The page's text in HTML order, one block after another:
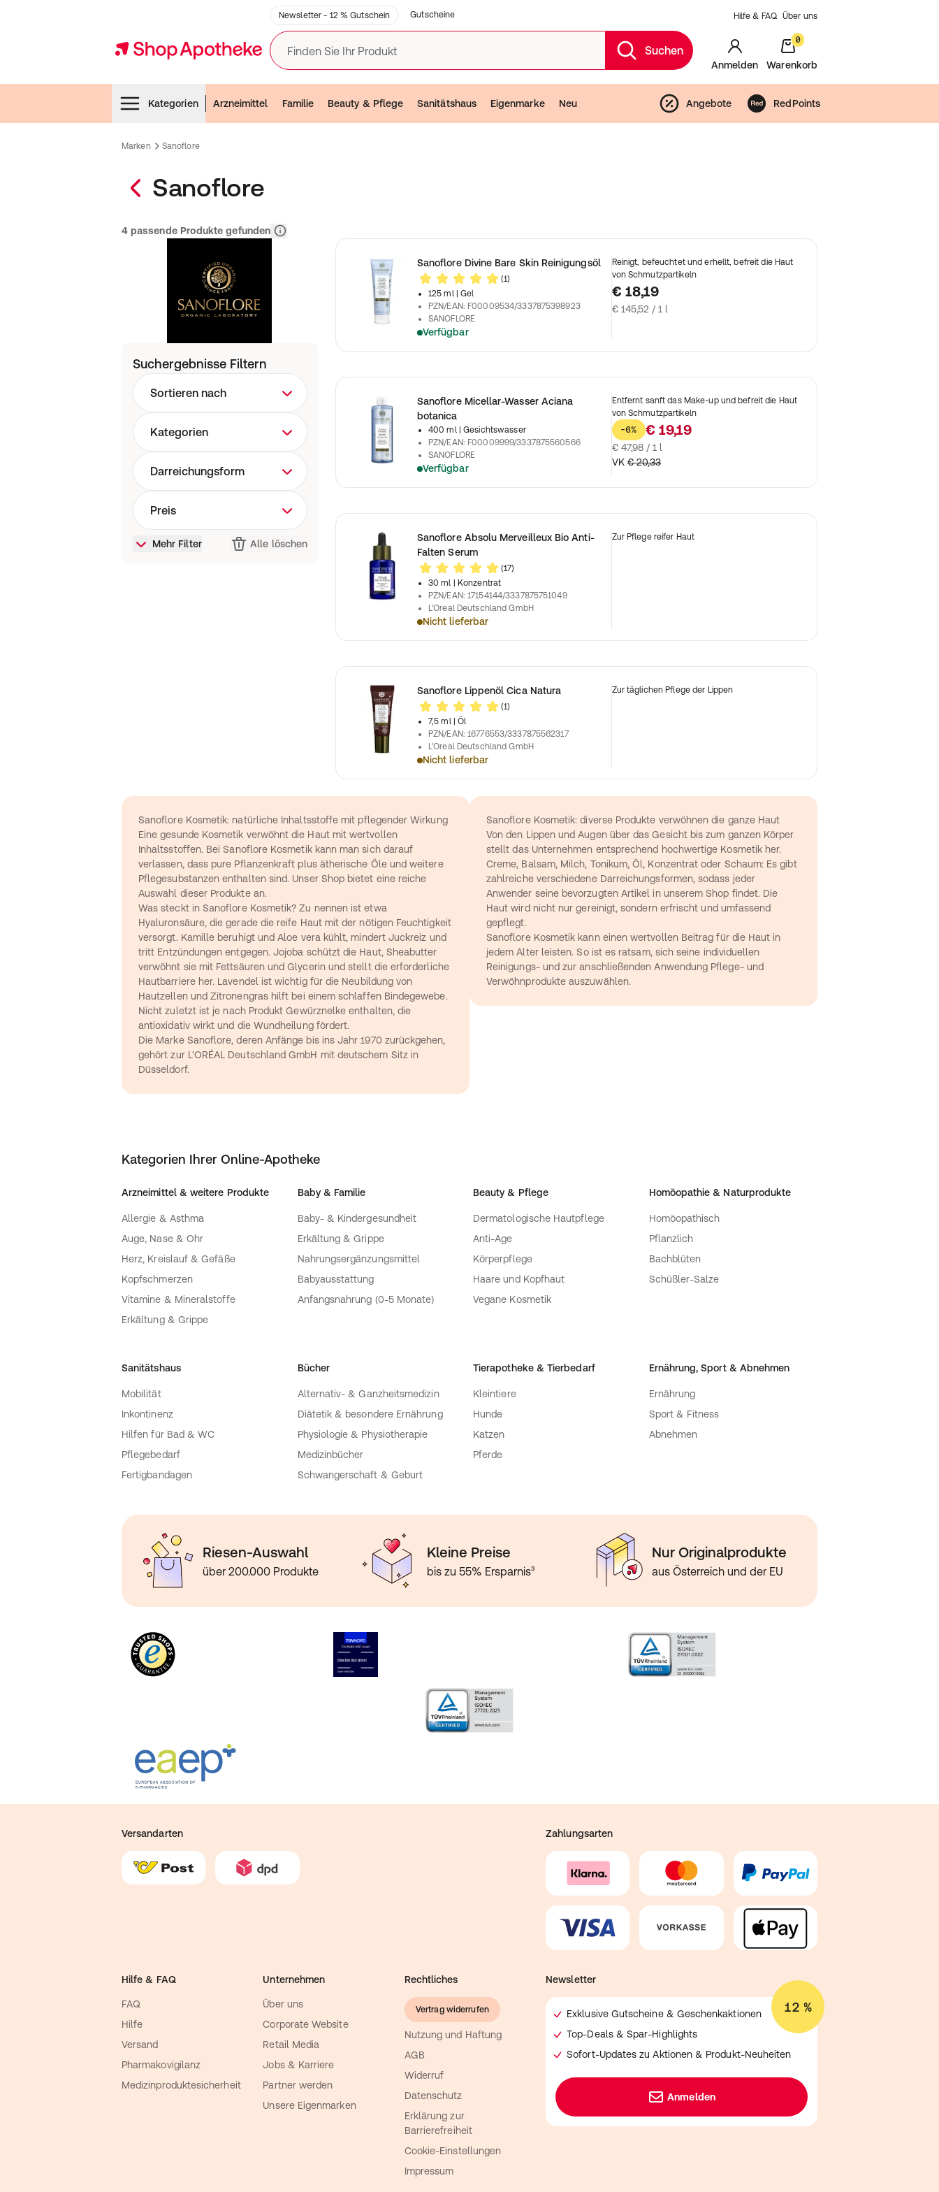
Newsletter - 12 % Gutschein Gutscheine Hilfe & FAQ Über uns
Finden Sie Ihr Produkt Suchen
Anmelden
0
Warenkorb
Kategorien
Arzneimittel Familie Beauty & Pflege Sanitätshaus Eigenmarke Neu Angebote RedPoints
Marken Sanoflore
Sanoflore
4 passende Produkte gefundenRelevanz
Suchergebnisse Filtern
Sortieren nach
Kategorien
Darreichungsform
Preis
Mehr Filter Alle löschen
Sanoflore Divine Bare Skin Reinigungsöl
(1)
125 ml
| Gel
PZN/EAN: F00009534/3337875398923
SANOFLORE
Verfügbar
Reinigt, befeuchtet und erhellt, befreit die Haut
von Schmutzpartikeln
€ 18,19
€ 145,52 / 1 l
Sanoflore Micellar-Wasser Aciana
botanica
400 ml
| Gesichtswasser
PZN/EAN: F00009999/3337875560566
SANOFLORE
Verfügbar
Entfernt sanft das Make-up und befreit die Haut
von Schmutzpartikeln
-6%
€ 19,19
€ 47,98 / 1 l
VK € 20,33
Sanoflore Absolu Merveilleux Bio Anti-
Falten Serum
(17)
30 ml
| Konzentrat
PZN/EAN:17154144/3337875751049
L'Oreal Deutschland GmbH
Nicht lieferbar
Zur Pflege reifer Haut
Sanoflore Lippenöl Cica Natura
(1)
7,5 ml
| Öl
PZN/EAN:16776553/3337875562317
L'Oreal Deutschland GmbH
Nicht lieferbar
Zur täglichen Pflege der Lippen
Sanoflore Kosmetik: natürliche Inhaltsstoffe mit pflegender Wirkung
Eine gesunde Kosmetik verwöhnt die Haut mit wertvollen
Inhaltsstoffen. Bei Sanoflore Kosmetik kann man sich darauf
verlassen, dass pure Pflanzenkraft plus ätherische Öle und weitere
Pflegesubstanzen enthalten sind. Unser Shop bietet eine reiche
Auswahl dieser Produkte an.
Was steckt in Sanoflore Kosmetik? Zu nennen ist etwa
Hyaluronsäure, die gerade die reife Haut mit der nötigen Feuchtigkeit
versorgt. Kamille beruhigt und Aloe vera kühlt, mindert Juckreiz und
tritt Entzündungen entgegen. Jojoba schützt die Haut, Sheabutter
verwöhnt sie mit Fettsäuren und Glycerin und stellt die erforderliche
Hautbarriere her. Lavendel ist wichtig für die Neubildung von
Hautzellen und Zitronengras hilft bei einem schlaffen Bindegewebe.
Nicht zuletzt ist je nach Produkt Gewürznelke enthalten, die
antioxidativ wirkt und die Wundheilung fördert.
Die Marke Sanoflore, deren Anfänge bis ins Jahr 1970 zurückgehen,
gehört zur L'ORÉAL Deutschland GmbH mit deutschem Sitz in
Düsseldorf.
Sanoflore Kosmetik: diverse Produkte verwöhnen die ganze Haut
Von den Lippen und Augen über das Gesicht bis zum ganzen Körper
stellt das Unternehmen entsprechend hochwertige Kosmetik her.
Creme, Balsam, Milch, Tonikum, Öl, Konzentrat oder Schaum: Es gibt
zahlreiche verschiedene Darreichungsformen, sodass jeder
Anwender seine bevorzugten Artikel in unserem Shop findet. Die
Haut wird nicht nur gereinigt, sondern erfrischt und umfassend
gepflegt.
Sanoflore Kosmetik kann einen wertvollen Beitrag für die Haut in
jedem Alter leisten. So ist es ratsam, sich seine individuellen
Reinigungs- und zur anschließenden Anwendung Pflege- und
Verwöhnprodukte auszuwählen.
Kategorien Ihrer Online-Apotheke
Arzneimittel & weitere Produkte
Allergie & Asthma
Auge, Nase & Ohr
Herz, Kreislauf & Gefäße
Kopfschmerzen
Vitamine & Mineralstoffe
Erkältung & Grippe
Baby & Familie
Baby- & Kindergesundheit
Erkältung & Grippe
Nahrungsergänzungsmittel
Babyausstattung
Anfangsnahrung (0-5 Monate)
Beauty & Pflege
Dermatologische Hautpflege
Anti-Age
Körperpflege
Haare und Kopfhaut
Vegane Kosmetik
Homöopathie & Naturprodukte
Homöopathisch
Pflanzlich
Bachblüten
Schüßler-Salze
Sanitätshaus
Mobilität
Inkontinenz
Hilfen für Bad & WC
Pflegebedarf
Fertigbandagen
Bücher
Alternativ- & Ganzheitsmedizin
Diätetik & besondere Ernährung
Physiologie & Physiotherapie
Medizinbücher
Schwangerschaft & Geburt
Tierapotheke & Tierbedarf
Kleintiere
Hunde
Katzen
Pferde
Ernährung, Sport & Abnehmen
Ernährung
Sport & Fitness
Abnehmen
Riesen-Auswahl
über 200.000 Produkte
Kleine Preise
bis zu 55% Ersparnis³
Nur Originalprodukte
aus Österreich und der EU
Versandarten Zahlungsarten
Hilfe & FAQ
FAQ
Hilfe
Versand
Pharmakovigilanz
Medizinproduktesicherheit
Unternehmen
Über uns
Corporate Website
Retail Media
Jobs & Karriere
Partner werden
Unsere Eigenmarken
Rechtliches
Vertrag widerrufen
Nutzung und Haftung
AGB
Widerruf
Datenschutz
Erklärung zur
Barrierefreiheit
Cookie-Einstellungen
Impressum
Newsletter
12 %
Exklusive Gutscheine & Geschenkaktionen
Top-Deals & Spar-Highlights
Sofort-Updates zu Aktionen & Produkt-Neuheiten
Anmelden